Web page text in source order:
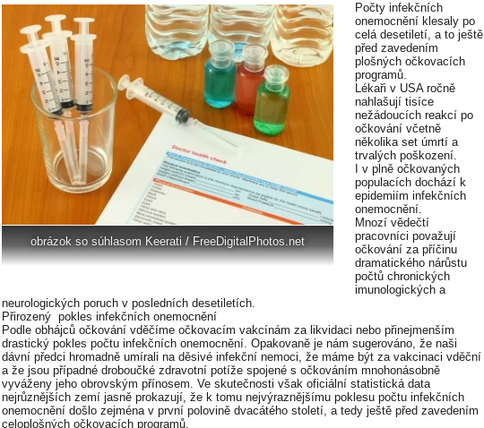
obrázok so súhlasom Keerati / FreeDigitalPhotos.net
Počty infekčních
onemocnění klesaly po
celá desetiletí, a to ještě
před zavedením
plošných očkovacích
programů.
Lékaři v USA ročně
nahlašují tisíce
nežádoucích reakcí po
očkování včetně
několika set úmrtí a
trvalých poškození.
I v plně očkovaných
populacích dochází k
epidemiím infekčních
onemocnění.
Mnozí vědečtí
pracovníci považují
očkování za příčinu
dramatického nárůstu
počtů chronických
imunologických a
neurologických poruch v posledních desetiletích.
Přirozený pokles infekčních onemocnění
Podle obhájců očkování vděčíme očkovacím vakcínám za likvidaci nebo přinejmenším
drastický pokles počtu infekčních onemocnění. Opakovaně je nám sugerováno, že naši
dávní předci hromadně umírali na děsivé infekční nemoci, že máme být za vakcinaci vděční
a že jsou případné droboučké zdravotní potíže spojené s očkováním mnohonásobně
vyváženy jeho obrovským přínosem. Ve skutečnosti však oficiální statistická data
nejrůznějších zemí jasně prokazují, že k tomu nejvýraznějšímu poklesu počtu infekčních
onemocnění došlo zejména v první polovině dvacátého století, a tedy ještě před zavedením
celoplošných očkovacích programů.